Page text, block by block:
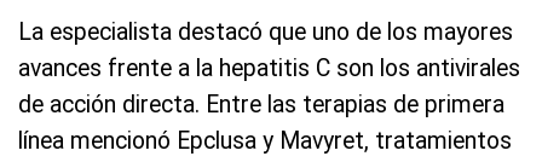
La especialista destacó que uno de los mayores
avances frente a la hepatitis C son los antivirales
de acción directa. Entre las terapias de primera
línea mencionó Epclusa y Mavyret, tratamientos